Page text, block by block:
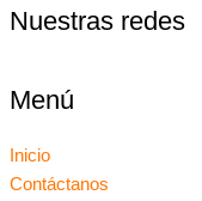
Nuestras redes
Menú
Inicio
Contáctanos